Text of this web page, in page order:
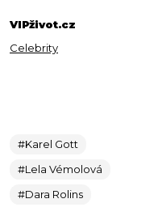
VIPživot.cz
Celebrity
#Karel Gott
#Lela Vémolová
#Dara Rolins